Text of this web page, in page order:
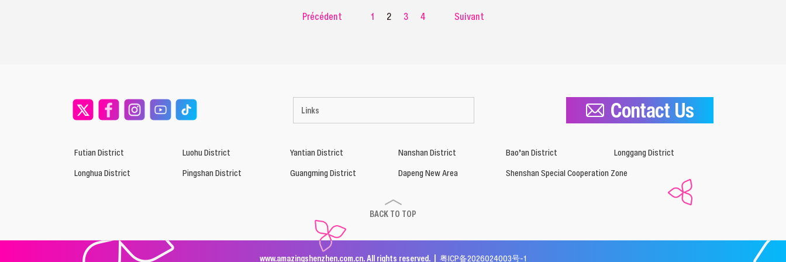
Précédent 1 2 3 4 Suivant
Links Contact Us
Futian District Luohu District Yantian District Nanshan District Bao’an District
Longgang District
Longhua District
Pingshan District Guangming District Dapeng New Area Shenshan Special Cooperation Zone
BACK TO TOP
www.amazingshenzhen.com.cn. All rights reserved. | 粤ICP备2026024003号-1